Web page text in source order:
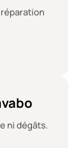
ni dégâts.